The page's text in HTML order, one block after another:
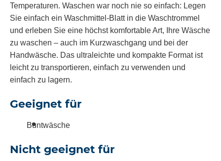
Temperaturen. Waschen war noch nie so einfach: Legen
Sie einfach ein Waschmittel-Blatt in die Waschtrommel
und erleben Sie eine höchst komfortable Art, Ihre Wäsche
zu waschen – auch im Kurzwaschgang und bei der
Handwäsche. Das ultraleichte und kompakte Format ist
leicht zu transportieren, einfach zu verwenden und
einfach zu lagern.
Geeignet für
Buntwäsche
Nicht geeignet für